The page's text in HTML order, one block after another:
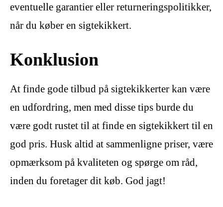
eventuelle garantier eller returneringspolitikker,
når du køber en sigtekikkert.
Konklusion
At finde gode tilbud på sigtekikkerter kan være
en udfordring, men med disse tips burde du
være godt rustet til at finde en sigtekikkert til en
god pris. Husk altid at sammenligne priser, være
opmærksom på kvaliteten og spørge om råd,
inden du foretager dit køb. God jagt!